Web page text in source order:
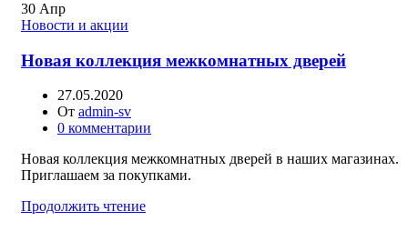
30 Апр
Новости и акции
Новая коллекция межкомнатных дверей
27.05.2020
От admin-sv
0 комментарии
Новая коллекция межкомнатных дверей в наших магазинах.
Приглашаем за покупками.
Продолжить чтение